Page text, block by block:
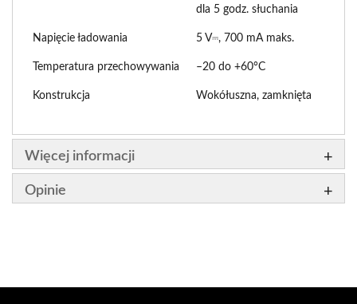
dla 5 godz. słuchania
Napięcie ładowania 5 V⎓, 700 mA maks.
Temperatura przechowywania –20 do +60°C
Konstrukcja Wokółuszna, zamknięta
Więcej informacji
Opinie